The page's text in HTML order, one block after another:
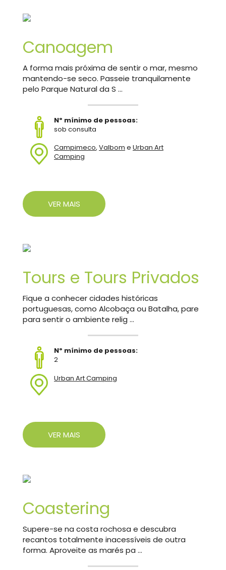
Canoagem
A forma mais próxima de sentir o mar, mesmo
mantendo-se seco. Passeie tranquilamente
pelo Parque Natural da S ...
Nº mínimo de pessoas:
sob consulta
Campimeco, Valbom e Urban Art
Camping
VER MAIS
Tours e Tours Privados
Fique a conhecer cidades históricas
portuguesas, como Alcobaça ou Batalha, pare
para sentir o ambiente relig ...
Nº mínimo de pessoas:
2
Urban Art Camping
VER MAIS
Coastering
Supere-se na costa rochosa e descubra
recantos totalmente inacessíveis de outra
forma. Aproveite as marés pa ...